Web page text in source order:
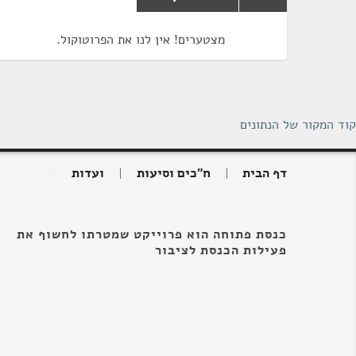
מצטערים! אין לנו את הפרוטוקול.
קוד המקור של הנתונים
דף הבית ח"כים וסיעות ועדות
כנסת פתוחה הוא פרוייקט שמטרתו לחשוף את
פעילות הכנסת לציבור